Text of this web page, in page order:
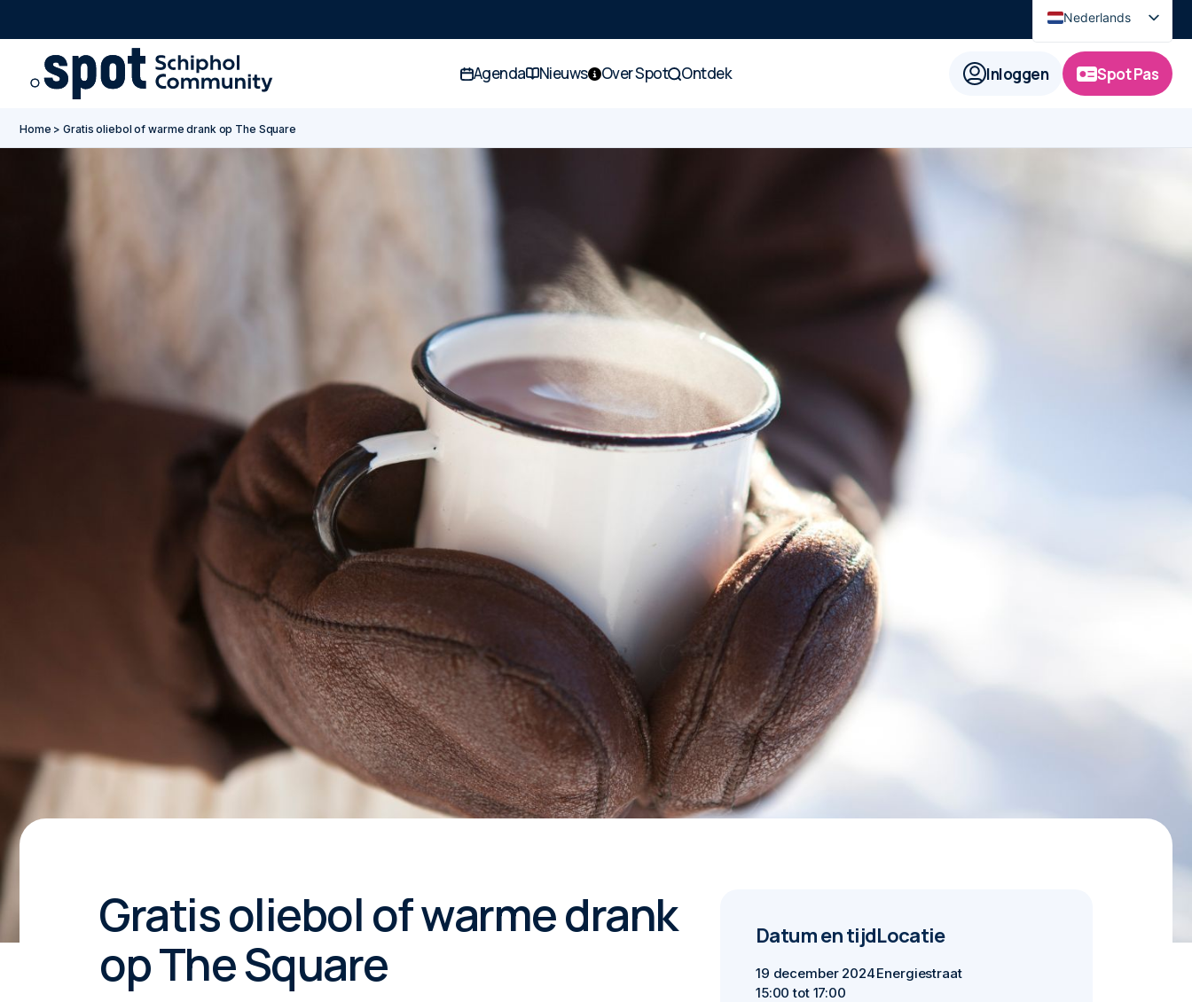
Nederlands
English
Go to main content
Go to footer
Go to accessibility settings
Agenda Nieuws Over Spot Ontdek Inloggen Spot Pas
Home >Gratis oliebol of warme drank op The Square
Gratis oliebol of warme drank
op The Square
Datum en tijd
19 december 2024
15:00 tot 17:00
Locatie
Energiestraat